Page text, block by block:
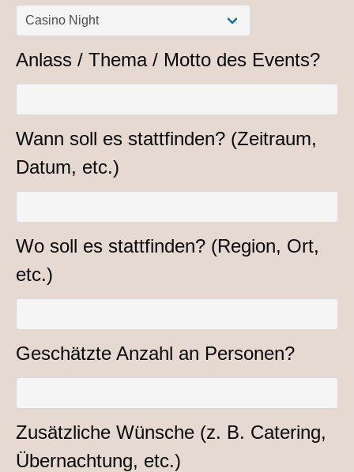
Anlass / Thema / Motto des Events?
Wann soll es stattfinden? (Zeitraum,
Datum, etc.)
Wo soll es stattfinden? (Region, Ort,
etc.)
Geschätzte Anzahl an Personen?
Zusätzliche Wünsche (z. B. Catering,
Übernachtung, etc.)